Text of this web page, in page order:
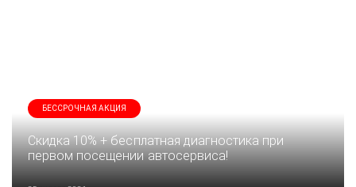
БЕССРОЧНАЯ АКЦИЯ
Скидка 10% + бесплатная диагностика при
первом посещении автосервиса!